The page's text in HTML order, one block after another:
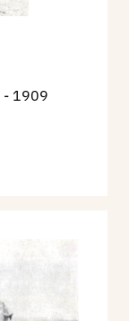
- 1909